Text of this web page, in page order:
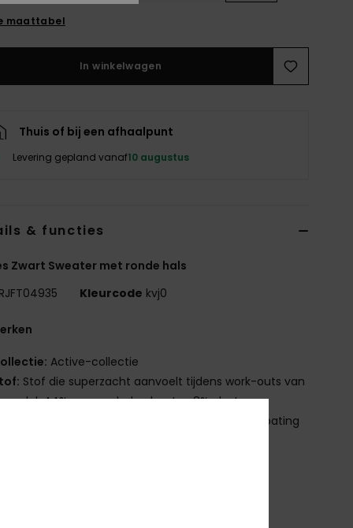
maattabel
In winkelwagen
Thuis of bij een afhaalpunt
Levering gepland vanaf10 augustus
& functies
Zwart Sweater met ronde hals
Kleurcode kvj0
Active-collectie
Stof die superzacht aanvoelt tijdens work-outs van
modal, 44% gerecycled polyester, 8% elastaan
Coating: Waterafstotende hydrofobe Dryflight® coating